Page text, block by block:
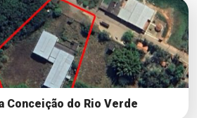
Conceição do Rio Verde